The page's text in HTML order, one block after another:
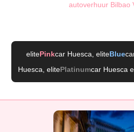
autoverhuur Bilbao
elitePinkcar Huesca , eliteBlue
Huesca , elitePlatinumcar Huesca